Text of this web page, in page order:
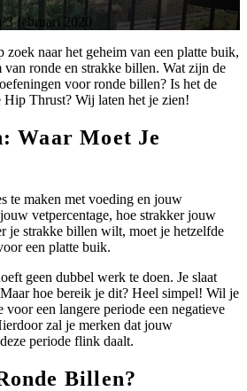
·3 februari 2020
naar het geheim van een platte buik,
van ronde en strakke billen. Wat zijn de
voor ronde billen? Is het de
Thrust? Wij laten het je zien!
Waar Moet Je
te maken met voeding en jouw
vetpercentage, hoe strakker jouw
je strakke billen wilt, moet je hetzelfde
een platte buik.
geen dubbel werk te doen. Je slaat
hoe bereik je dit? Heel simpel! Wil je
een langere periode een negatieve
zal je merken dat jouw
periode flink daalt.
Billen?